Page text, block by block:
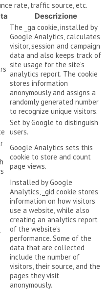
rate, traffic source, etc.
Descrizione
The _ga cookie, installed by
Google Analytics, calculates
visitor, session and campaign
data and also keeps track of
site usage for the site's
analytics report. The cookie
stores information
anonymously and assigns a
randomly generated number
to recognize unique visitors.
Set by Google to distinguish
users.
Google Analytics sets this
cookie to store and count
page views.
Installed by Google
Analytics, _gid cookie stores
information on how visitors
use a website, while also
creating an analytics report
of the website's
performance. Some of the
data that are collected
include the number of
visitors, their source, and the
pages they visit
anonymously.